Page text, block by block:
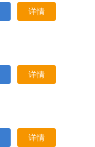
详情
详情
详情